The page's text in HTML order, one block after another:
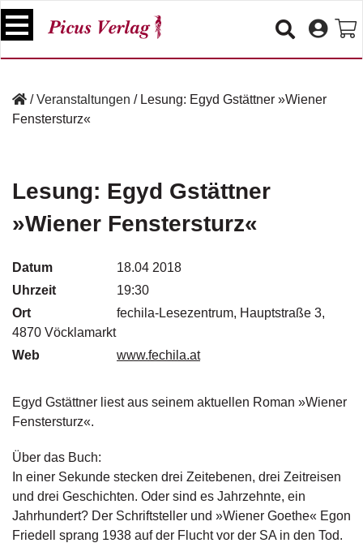
S
k
ü
h
V
r
n
t
a
lt
n
n
l
o
g
V
/ Veranstaltungen / Lesung: Egyd Gstättner »Wiener
Fenstersturz«
Lesung: Egyd Gstättner
»Wiener Fenstersturz«
Datum
18.04 2018
Uhrzeit
19:30
Ort
fechila-Lesezentrum, Hauptstraße 3,
4870 Vöcklamarkt
Web
www.fechila.at
Egyd Gstättner liest aus seinem aktuellen Roman »Wiener
Fenstersturz«.
Über das Buch:
In einer Sekunde stecken drei Zeitebenen, drei Zeitreisen
und drei Geschichten. Oder sind es Jahrzehnte, ein
Jahrhundert? Der Schriftsteller und »Wiener Goethe« Egon
Friedell sprang 1938 auf der Flucht vor der SA in den Tod.